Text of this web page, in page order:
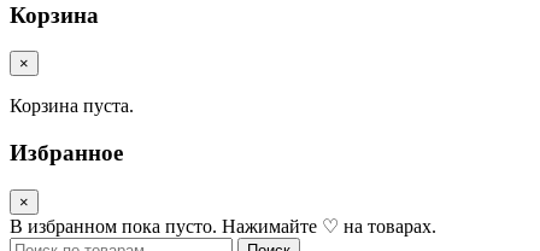
Корзина
×
Корзина пуста.
Избранное
×
В избранном пока пусто. Нажимайте ♡ на товарах.
Искать: